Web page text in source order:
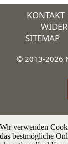
KONTAKT
SITEMAP
© 2013-2026
Wir verwenden
das bestmögliche